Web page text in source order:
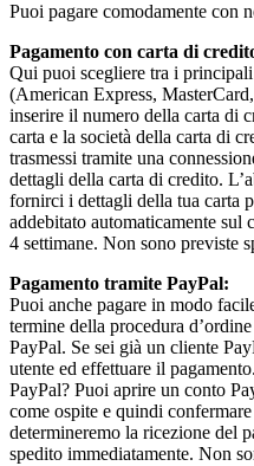
Puoi pagare comodamente con
Pagamento con carta di
Qui puoi scegliere tra i
(American Express,
inserire il numero della carta di
carta e la società della carta di
trasmessi tramite una
dettagli della carta di credito.
fornirci i dettagli della tua carta
addebitato automaticamente sul
4 settimane. Non sono previste
Pagamento tramite PayPal:
Puoi anche pagare in modo
termine della procedura
PayPal. Se sei già un cliente
utente ed effettuare il
PayPal? Puoi aprire un conto
come ospite e quindi
determineremo la ricezione del
spedito immediatamente. Non